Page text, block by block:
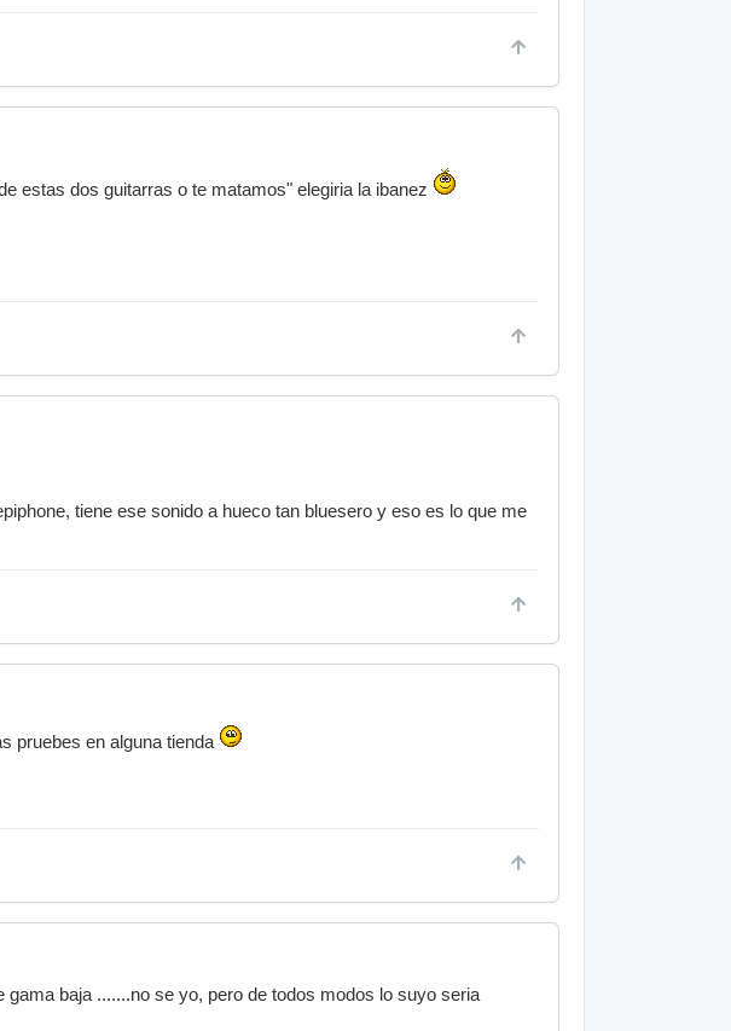
estas dos guitarras o te matamos" elegiria la ibanez
tiene ese sonido a hueco tan bluesero y eso es lo que me
pruebes en alguna tienda
baja .......no se yo, pero de todos modos lo suyo seria